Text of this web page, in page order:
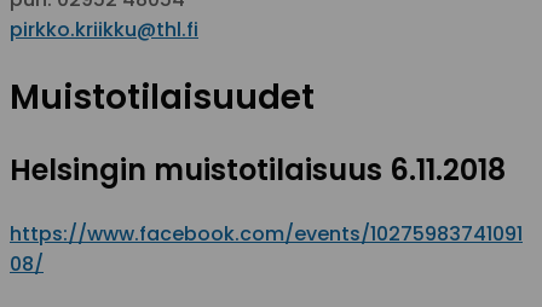
pirkko.kriikku@thl.fi
Muistotilaisuudet
Helsingin muistotilaisuus 6.11.2018
https://www.facebook.com/events/10275983741091
08/